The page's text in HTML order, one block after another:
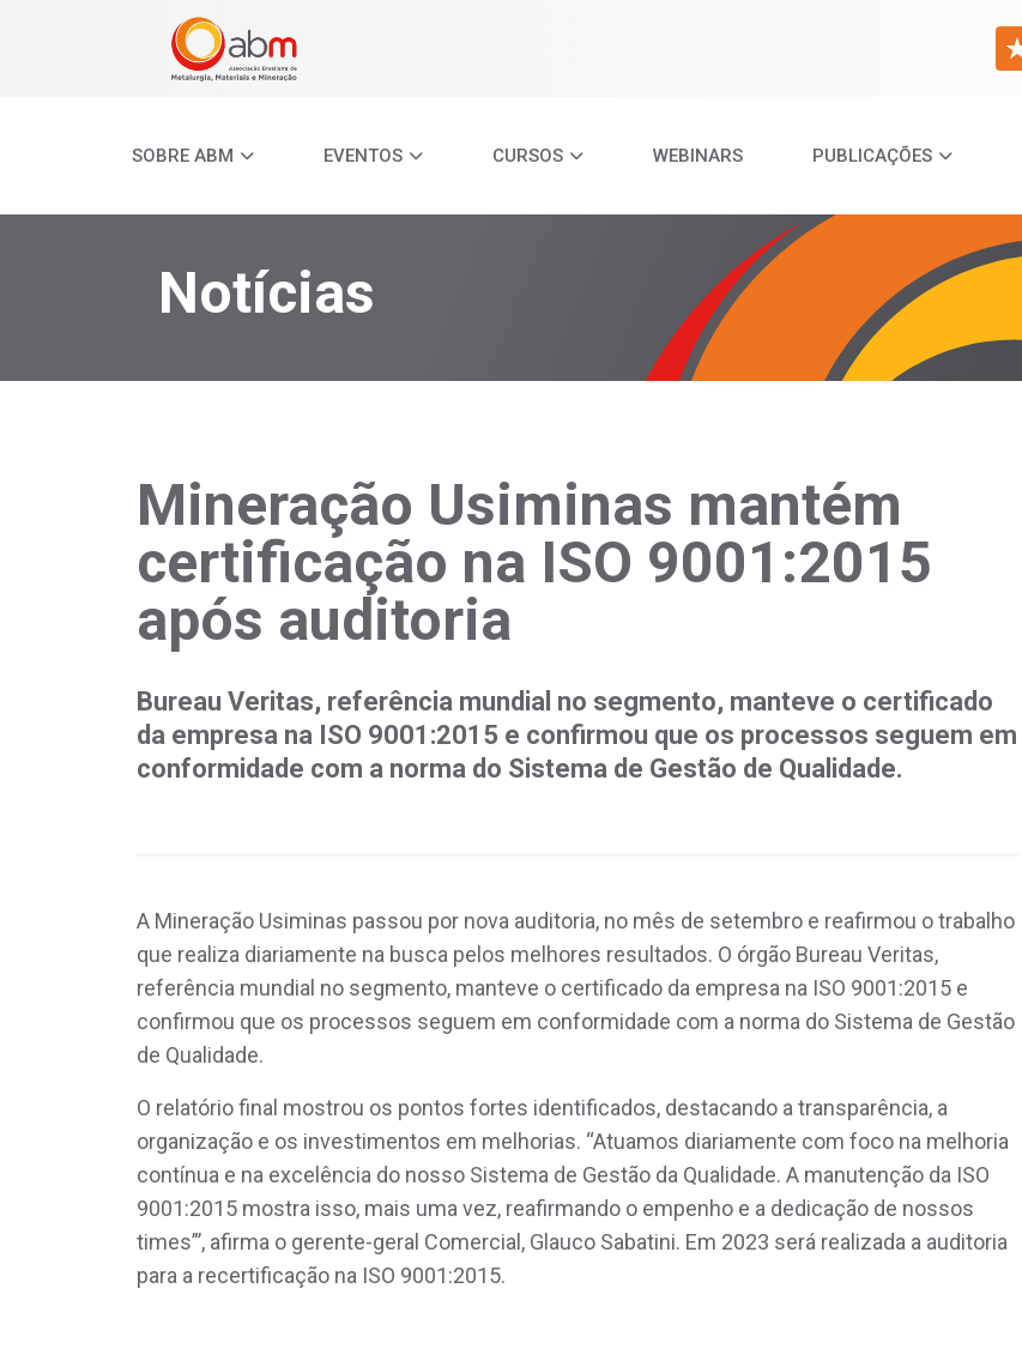
SOBRE ABM EVENTOS CURSOS WEBINARS PUBLICAÇÕES
Notícias
Mineração Usiminas mantém
certificação na ISO 9001:2015
após auditoria
Bureau Veritas, referência mundial no segmento, manteve o certificado
da empresa na ISO 9001:2015 e confirmou que os processos seguem em
conformidade com a norma do Sistema de Gestão de Qualidade.
A Mineração Usiminas passou por nova auditoria, no mês de setembro e reafirmou o trabalho
que realiza diariamente na busca pelos melhores resultados. O órgão Bureau Veritas,
referência mundial no segmento, manteve o certificado da empresa na ISO 9001:2015 e
confirmou que os processos seguem em conformidade com a norma do Sistema de Gestão
de Qualidade.
O relatório final mostrou os pontos fortes identificados, destacando a transparência, a
organização e os investimentos em melhorias. “Atuamos diariamente com foco na melhoria
contínua e na excelência do nosso Sistema de Gestão da Qualidade. A manutenção da ISO
9001:2015 mostra isso, mais uma vez, reafirmando o empenho e a dedicação de nossos
times”’, afirma o gerente-geral Comercial, Glauco Sabatini. Em 2023 será realizada a auditoria
para a recertificação na ISO 9001:2015.